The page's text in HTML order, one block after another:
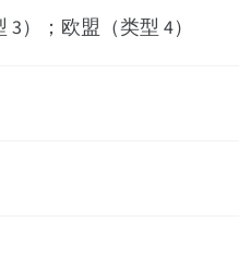
）；欧盟（类型 4）